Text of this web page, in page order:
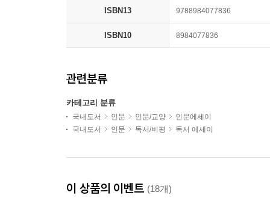
ISBN13 9788984077836
ISBN10 8984077836
관련분류
카테고리 분류
국내도서 인문 인문/교양
인문에세이
국내도서
인문 독서/비평 독서 에세이
이 상품의 이벤트 (18개)